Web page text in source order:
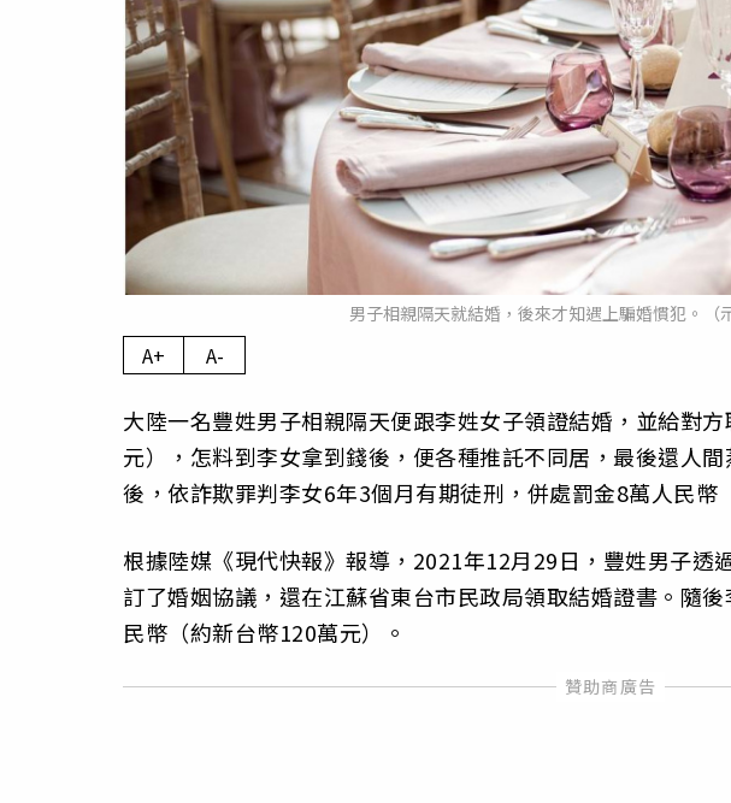
男子相親隔天就結婚，後來才知遇上騙婚慣犯。（
A+ A-
大陸一名豐姓男子相親隔天便跟李姓女子領證結婚，並給對
元），怎料到李女拿到錢後，便各種推託不同居，最後還人
後，依詐欺罪判李女6年3個月有期徒刑，併處罰金8萬人民幣
根據陸媒《現代快報》報導，2021年12月29日，豐姓男子透
訂了婚姻協議，還在江蘇省東台市民政局領取結婚證書。隨
民幣（約新台幣120萬元）。